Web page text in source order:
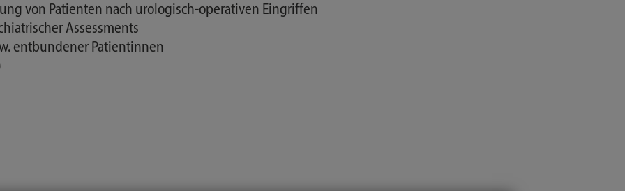
von Patienten nach urologisch-operativen Eingriffen
Assessments
entbundener Patientinnen